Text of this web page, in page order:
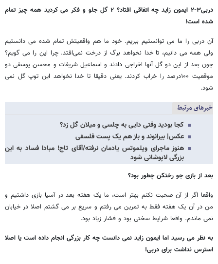
دربی۳-۲ ایمون زاید چه اتفاقی افتاد؟ ۲ گل جلو و فکر می کردید همه چیز تمام
شده است!
آن دربی را ما می توانستیم ببریم. خود ما هم واقعیتش تمام شده می دانستیم
ولی همه می دانیم، تا خدا نخواهد برگ از درخت نمی‌افتد. چرا این را می گویم؟
چون بعد از این دو گل آنها اخراجی دادند و اسماعیل شریفات و محسن یوسفی دو
موقعیت ۱۰۰درصد را خراب کردند. یعنی دقیقا تا خدا نخواهد این توپ گل نمی
شود.
خبرهای مرتبط
کجا بودید وقتی دایی به چلسی و میلان گل زد؟
عکس| بیرانوند و باز هم یک پست فلسفی
هنوز ماجرای ویلموتس یادمان نرفته/آقای تاج! مبادا فساد به این
بزرگی لاپوشانی شود
بعد از بازی جو رختکن چطور بود؟
واقعا اگر از آن صحبت نکنم بهتر است، ما یک هفته بعد در آسیا بازی داشتیم و
من در آن یک هفته فقط به تمرین می رفتم و سریع بر می گشتم اصلا در خیابان
نمی ماندم. واقعا شرایط سختی بود و فشار زیاد بود.
به نظر می رسید اما ایمون زاید نمی دانست چه کار بزرگی انجام داده است یا اصلا
استرس نداشت برای دربی!